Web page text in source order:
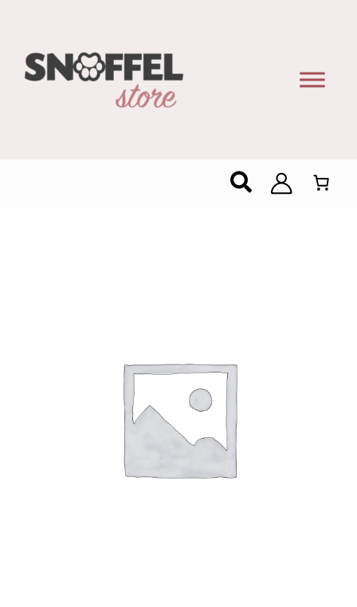
Zoeken